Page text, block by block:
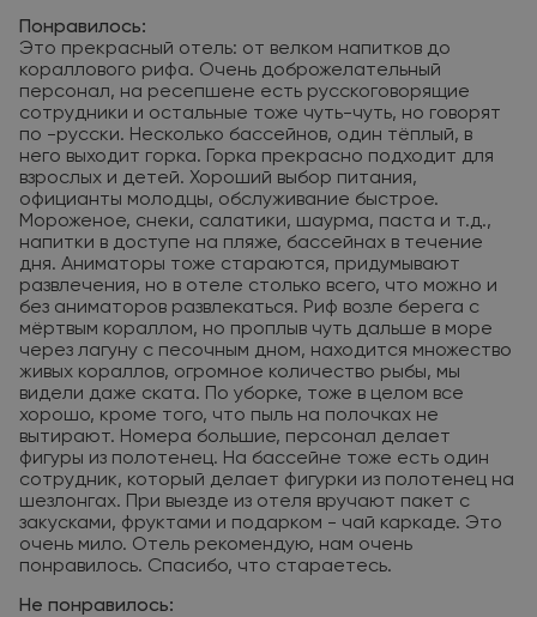
Понравилось:
Это прекрасный отель: от велком напитков до
кораллового рифа. Очень доброжелательный
персонал, на ресепшене есть русскоговорящие
сотрудники и остальные тоже чуть-чуть, но говорят
по -русски. Несколько бассейнов, один тёплый, в
него выходит горка. Горка прекрасно подходит для
взрослых и детей. Хороший выбор питания,
официанты молодцы, обслуживание быстрое.
Мороженое, снеки, салатики, шаурма, паста и т.д.,
напитки в доступе на пляже, бассейнах в течение
дня. Аниматоры тоже стараются, придумывают
развлечения, но в отеле столько всего, что можно и
без аниматоров развлекаться. Риф возле берега с
мёртвым кораллом, но проплыв чуть дальше в море
через лагуну с песочным дном, находится множество
живых кораллов, огромное количество рыбы, мы
видели даже ската. По уборке, тоже в целом все
хорошо, кроме того, что пыль на полочках не
вытирают. Номера большие, персонал делает
фигуры из полотенец. На бассейне тоже есть один
сотрудник, который делает фигурки из полотенец на
шезлонгах. При выезде из отеля вручают пакет с
закусками, фруктами и подарком - чай каркаде. Это
очень мило. Отель рекомендую, нам очень
понравилось. Спасибо, что стараетесь.
Не понравилось: